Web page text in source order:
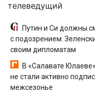
телеведущий
Путин и Си должны
с подозрением:
своим дипломатам
В «Салавате
не стали активно
межсезонье